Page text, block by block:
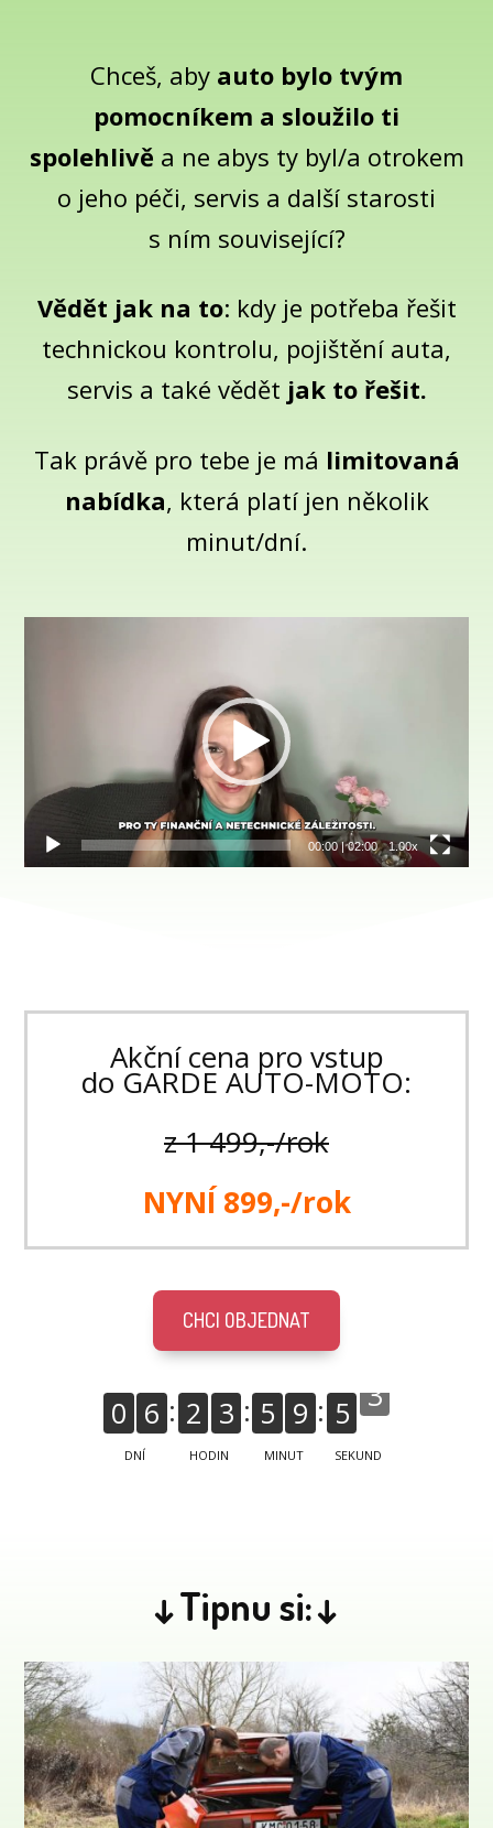
Chceš, aby auto bylo tvým
pomocníkem a sloužilo ti
spolehlivě a ne abys ty byl/a otrokem
o jeho péči, servis a další starosti
s ním související?
Vědět jak na to: kdy je potřeba řešit
technickou kontrolu, pojištění auta,
servis a také vědět jak to řešit.
Tak právě pro tebe je má limitovaná
nabídka, která platí jen několik
minut/dní.
00:00|02:00 1.00x
Akční cena pro vstup
do GARDE AUTO-MOTO:
z 1 499,-/rok
NYNÍ 899,-/rok
CHCI OBJEDNAT
0 6
DNÍ
2 3
HODIN
5 9
MINUT
5 2
SEKUND
↓Tipnu si:↓